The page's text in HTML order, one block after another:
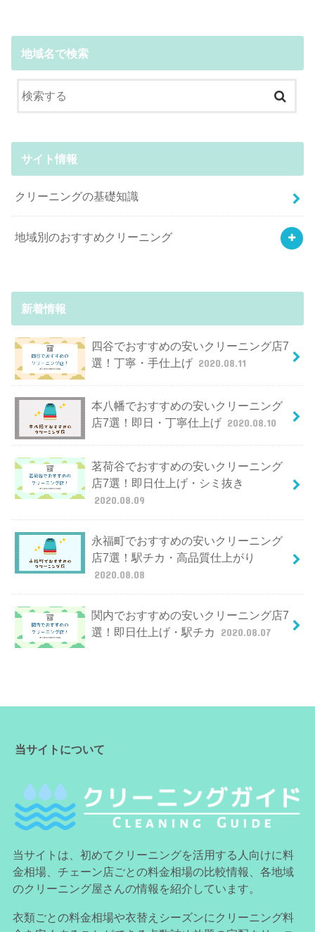
地域名で検索
サイト情報
クリーニングの基礎知識
地域別のおすすめクリーニング
新着情報
四谷でおすすめの安いクリーニング店7
選！丁寧・手仕上げ 2020.08.11
本八幡でおすすめの安いクリーニング
店7選！即日・丁寧仕上げ 2020.08.10
茗荷谷でおすすめの安いクリーニング
店7選！即日仕上げ・シミ抜き
2020.08.09
永福町でおすすめの安いクリーニング
店7選！駅チカ・高品質仕上がり
2020.08.08
関内でおすすめの安いクリーニング店7
選！即日仕上げ・駅チカ
2020.08.07
当サイトについて
当サイトは、初めてクリーニングを活用する人向けに料
金相場、チェーン店ごとの料金相場の比較情報、各地域
のクリーニング屋さんの情報を紹介しています。
衣類ごとの料金相場や衣替えシーズンにクリーニング料